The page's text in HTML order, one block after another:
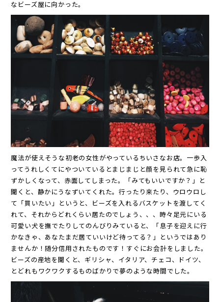
なビーズ屋に向かった。
魔法が使えそうな初老の女性がやっているちいさなお店。一歩入
ってうれしくてにやついているとまじまじと顔を見られて急に恥
ずかしくなって、赤面してしまった。「みてもいいですか？」と
聞くと、静かにうなずいてくれた。行ったり来たり、ウロウロし
て「買いたい」というと、ビーズを入れるバスケットを渡してく
れて、それからどれくらい居たのでしょう、、、時々足元にいる
可愛い犬を撫でたりしてのんびりみていると、「息子を迎えに行
かなきゃ、あなたまだ居ていいけど待ってる？」というではあり
ませんか！随分信用されたものです！すぐにお会計をしました。
ビーズの産地を聞くと、ギリシャ、イタリア、チェコ、ドイツ、
とどれもワクワクするものばかりで夢のような時間でした。